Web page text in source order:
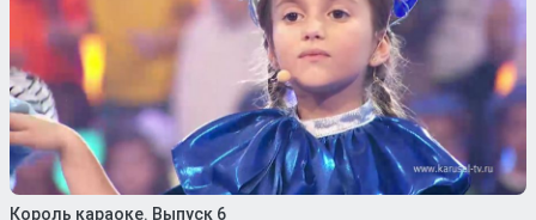
Король караоке. Выпуск 6